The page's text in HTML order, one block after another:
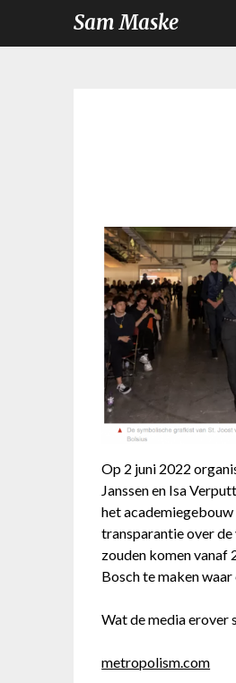
Sam Maske
Op 2 juni 2022
Janssen en Isa
het academiegebouw
transparantie over
zouden komen vanaf
Bosch te maken
Wat de media erover
metropolism.com